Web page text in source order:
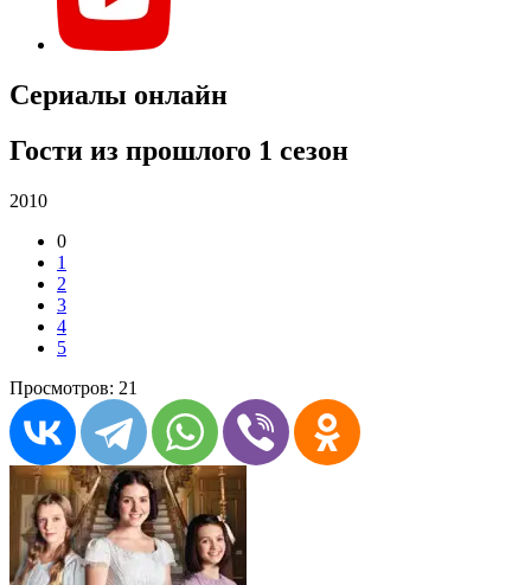
Сериалы онлайн
Гости из прошлого 1 сезон
2010
0
1
2
3
4
5
Просмотров: 21